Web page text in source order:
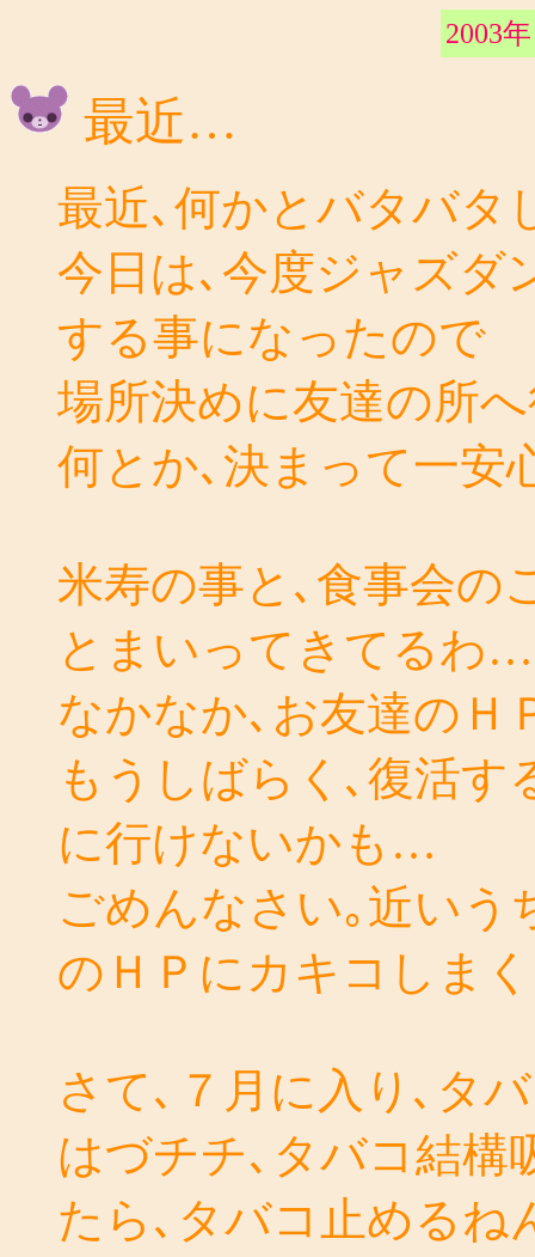
2003
最近…
最近､何かとバタバ
今日は､今度ジャズダ
する事になったので
場所決めに友達の所
何とか､決まって一安
米寿の事と､食事会の
とまいってきてるわ…
なかなか､お友達の
もうしばらく､復活す
に行けないかも…
ごめんなさい｡近いう
のＨＰにカキコしま
さて､７月に入り､タ
はづチチ､タバコ結構
たら､タバコ止めるね